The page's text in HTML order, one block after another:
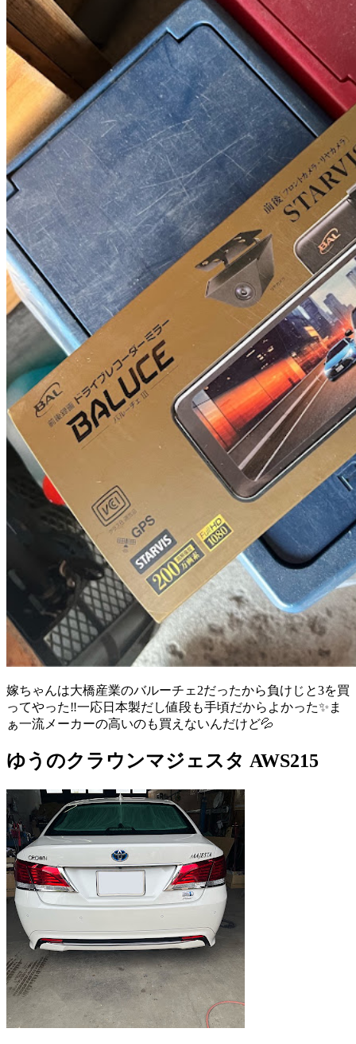
嫁ちゃんは大橋産業のバルーチェ2だったから負けじと3を買
ってやった‼️一応日本製だし値段も手頃だからよかった✨ま
ぁ一流メーカーの高いのも買えないんだけど💦
ゆうのクラウンマジェスタ AWS215